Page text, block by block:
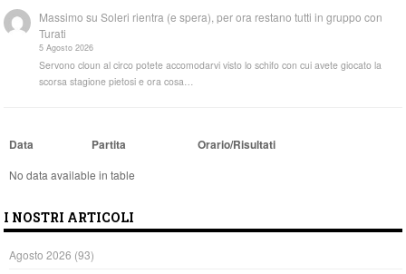
Massimo suSoleri rientra (e spera), per ora restano tutti in gruppo con
Turati
5 Agosto 2026
Servono cloun al circo potete accomodarvi visto lo schifo con cui avete giocato la
scorsa stagione pietosi e ora cosa…
Data Partita Orario/Risultati
No data available in table
I NOSTRI ARTICOLI
Agosto 2026 (93)